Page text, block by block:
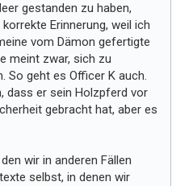
gestanden zu haben,
Erinnerung, weil ich
vom Dämon gefertigte
meint zwar, sich zu
So geht es Officer K auch.
dass er sein Holzpferd vor
gebracht hat, aber es
wir in anderen Fällen
selbst, in denen wir